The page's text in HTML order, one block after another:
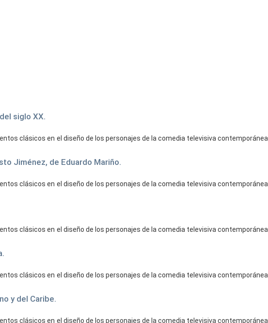
siglo XX.
clásicos en el diseño de los personajes de la comedia televisiva contemporánea.
Jiménez, de Eduardo Mariño.
clásicos en el diseño de los personajes de la comedia televisiva contemporánea.
clásicos en el diseño de los personajes de la comedia televisiva contemporánea.
clásicos en el diseño de los personajes de la comedia televisiva contemporánea.
y del Caribe.
clásicos en el diseño de los personajes de la comedia televisiva contemporánea.